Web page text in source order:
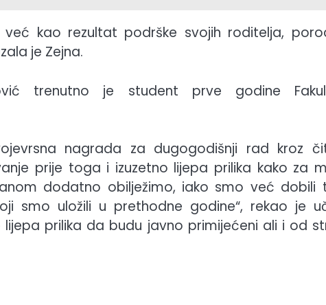
kao rezultat podrške svojih roditelja,
je Zejna.
trenutno je student prve godine
nagrada za dugogodišnji rad kroz
prije toga i izuzetno lijepa prilika kako za
dodatno obilježimo, iako smo već dobili
smo uložili u prethodne godine“, rekao je
prilika da budu javno primijećeni ali i od